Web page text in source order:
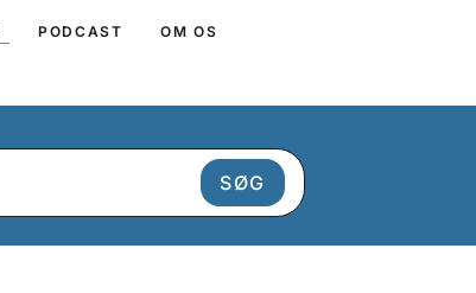
PODCAST OM OS